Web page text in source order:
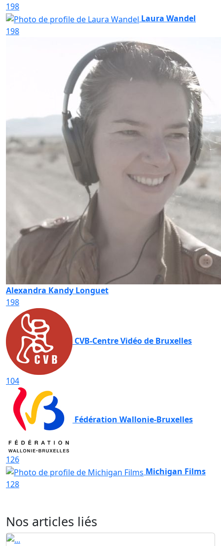
198
Laura Wandel
198
Alexandra Kandy Longuet
198
CVB-Centre Vidéo de Bruxelles
104
Fédération Wallonie-Bruxelles
126
Michigan Films
128
Nos articles liés